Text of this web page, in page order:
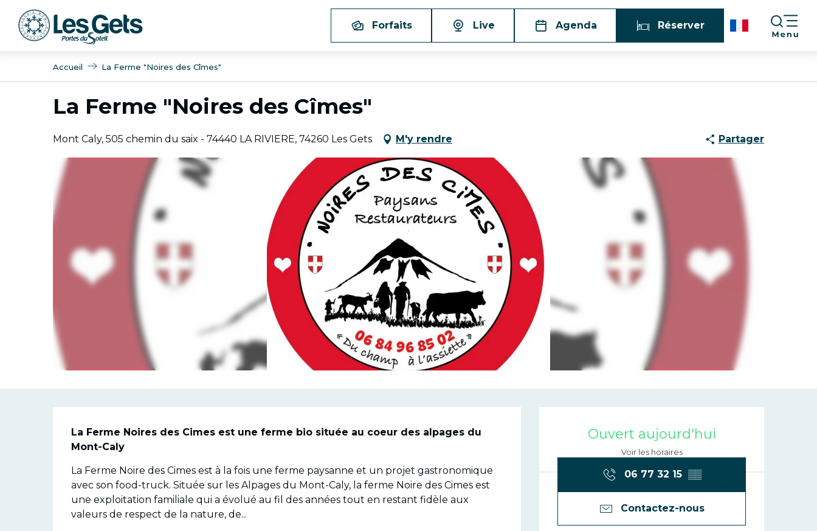
contenu
Forfaits Live Agenda Réserver
Accueil La Ferme "Noires des Cîmes"
La Ferme "Noires des Cîmes"
Mont Caly, 505 chemin du saix - 74440 LA RIVIERE, 74260 Les Gets M'y rendre Partager
Ouverture et
Ouvert aujourd'hui
Voir les horaires
06 77 32 15 ▒▒
Contactez-nous
Description
La Ferme Noires des Cimes est une ferme bio située au coeur des alpages du
Mont-Caly
La Ferme Noire des Cimes est à la fois une ferme paysanne et un projet gastronomique
avec son food-truck. Située sur les Alpages du Mont-Caly, la ferme Noire des Cimes est
une exploitation familiale qui a évolué au fil des années tout en restant fidèle aux
valeurs de respect de la nature, de...